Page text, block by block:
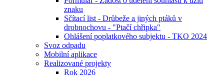
znaku
Sčítací list - Drůbeže a jiných ptáků v
drobnochovu - "Ptačí chřipka"
Ohlášení poplatkového subjektu - TKO 2024
Svoz odpadu
Mobilní aplikace
Realizované projekty
Rok 2026